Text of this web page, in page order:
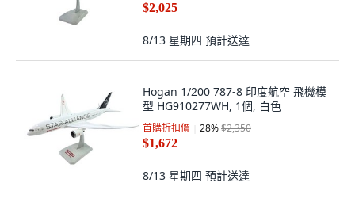
$2,025
8/13 星期四 預計送達
Hogan 1/200 787-8 印度航空 飛機模
型 HG910277WH, 1個, 白色
首購折扣價 28%$2,350
$1,672
8/13 星期四 預計送達